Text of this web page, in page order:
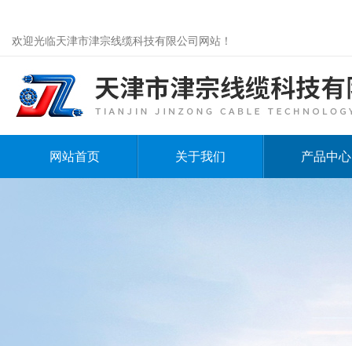
欢迎光临天津市津宗线缆科技有限公司网站！
网站首页 关于我们 产品中心